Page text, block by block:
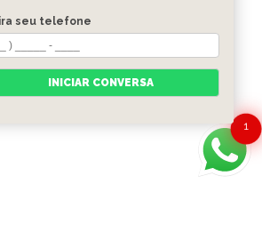
1
seu telefone
INICIAR CONVERSA